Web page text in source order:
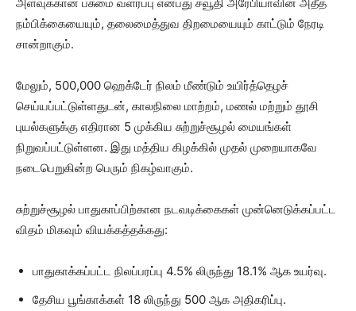
நம்பிக்கையையும், தலைமைத்துவ திறமையையும் காட்டும் நேரடி
சான்றாகும்.
மேலும், 500,000 ஹெக்டேர் நிலம் மீண்டும் உயிர்த்தெழச்
செய்யப்பட்டுள்ளதுடன், காலநிலை மாற்றம், மணல் மற்றும் தூசி
புயல்களுக்கு எதிரான 5 முக்கிய சுற்றுச்சூழல் மையங்கள்
நிறுவப்பட்டுள்ளன. இது மத்திய கிழக்கில் முதல் முறையாகவே
நடைபெறுகின்ற பெரும் நிகழ்வாகும்.
சுற்றுச்சூழல் பாதுகாப்பிற்கான நடவடிக்கைகள் முன்னெடுக்கப்பட்ட
விதம் மிகவும் வியக்கத்தக்கது:
பாதுகாக்கப்பட்ட நிலப்பரப்பு 4.5% லிருந்து 18.1% ஆக உயர்வு.
தேசிய பூங்காக்கள் 18 லிருந்து 500 ஆக அதிகரிப்பு.